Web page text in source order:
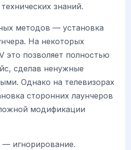
знаний.
методов — установка
На некоторых
это позволяет полностью
сделав ненужные
Однако на телевизорах
сторонних лаунчеров
модификации
игнорирование.